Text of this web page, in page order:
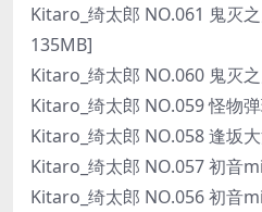
Kitaro_绮太郎 NO.061 鬼灭
135MB]
Kitaro_绮太郎 NO.060 鬼灭
Kitaro_绮太郎 NO.059 怪物
Kitaro_绮太郎 NO.058 逢坂
Kitaro_绮太郎 NO.057 初音
Kitaro_绮太郎 NO.056 初音